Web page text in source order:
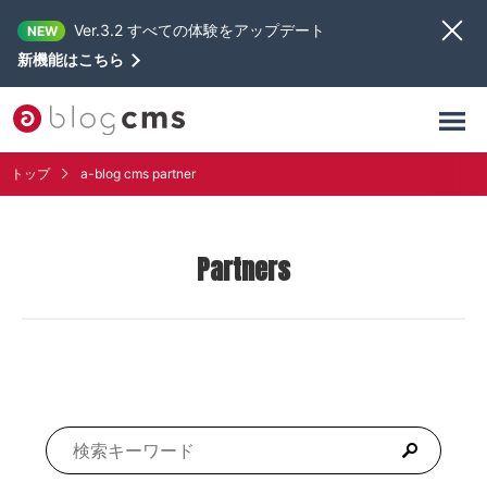
NEW
Ver.3.2 すべての体験をアップデート
新機能はこちら
トップ a-blog cms partner
Partners